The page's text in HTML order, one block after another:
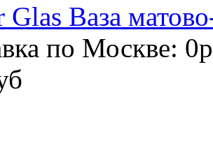
Glas Ваза
по Москве: